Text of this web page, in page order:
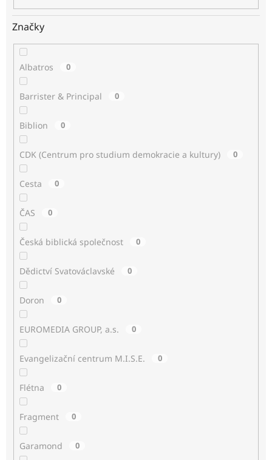
Značky
Albatros 0
Barrister & Principal 0
Biblion 0
CDK (Centrum pro studium demokracie a kultury) 0
Cesta 0
ČAS 0
Česká biblická společnost 0
Dědictví Svatováclavské 0
Doron 0
EUROMEDIA GROUP, a.s. 0
Evangelizační centrum M.I.S.E. 0
Flétna 0
Fragment 0
Garamond 0